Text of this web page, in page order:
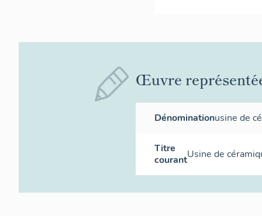
Œuvre
Dénominationusine de
Titre
courantUsine de